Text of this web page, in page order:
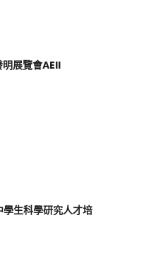
展覽會AEII
學生科學研究人才培